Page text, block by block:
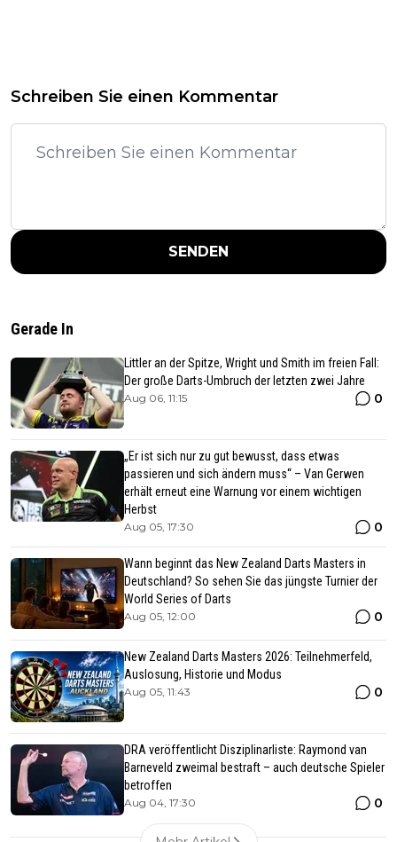
Schreiben Sie einen Kommentar
SENDEN
Gerade In
Littler an der Spitze, Wright und Smith im freien Fall:
Der große Darts-Umbruch der letzten zwei Jahre
Aug 06, 11:15 0
„Er ist sich nur zu gut bewusst, dass etwas
passieren und sich ändern muss“ – Van Gerwen
erhält erneut eine Warnung vor einem wichtigen
Herbst
Aug 05, 17:30 0
Wann beginnt das New Zealand Darts Masters in
Deutschland? So sehen Sie das jüngste Turnier der
World Series of Darts
Aug 05, 12:00 0
New Zealand Darts Masters 2026: Teilnehmerfeld,
Auslosung, Historie und Modus
Aug 05, 11:43 0
DRA veröffentlicht Disziplinarliste: Raymond van
Barneveld zweimal bestraft – auch deutsche Spieler
betroffen
Aug 04, 17:30 0